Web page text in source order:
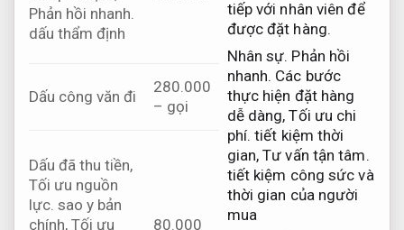
tiếp với nhân viên để
được đặt hàng.
Nhân sự. Phản hồi
nhanh. Các bước
thực hiện đặt hàng
dễ dàng,Tối ưu chi
phí. tiết kiệm thời
gian,Tư vấn tận tâm.
tiết kiệm công sức và
thời gian của người
mua
Phản hồi nhanh.
dấu thẩm định
Dấu công văn đi
280.000
– gọi
Dấu đã thu tiền,
Tối ưu nguồn
lực. sao y bản
chính, Tối ưu
80.000